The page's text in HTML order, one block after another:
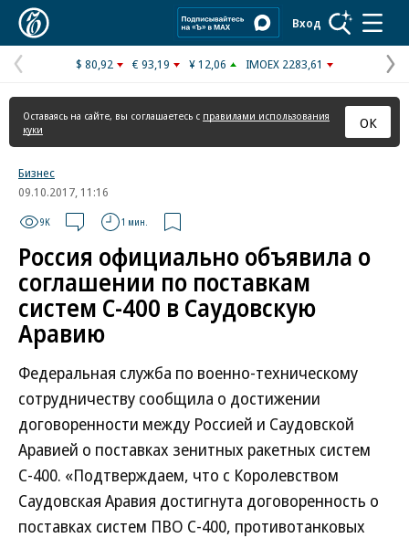
Вход
Предыдущая
страница
$ 80,92 € 93,19 ¥ 12,06 IMOEX 2283,61
Оставаясь на сайте, вы соглашаетесь с правилами использования
куки
ОК
Бизнес
09.10.2017, 11:16
9K 1 мин.
Россия официально объявила о
соглашении по поставкам
систем С-400 в Саудовскую
Аравию
Федеральная служба по военно-техническому
сотрудничеству сообщила о достижении
договоренности между Россией и Саудовской
Аравией о поставках зенитных ракетных систем
С-400. «Подтверждаем, что с Королевством
Саудовская Аравия достигнута договоренность о
поставках систем ПВО С-400, противотанковых